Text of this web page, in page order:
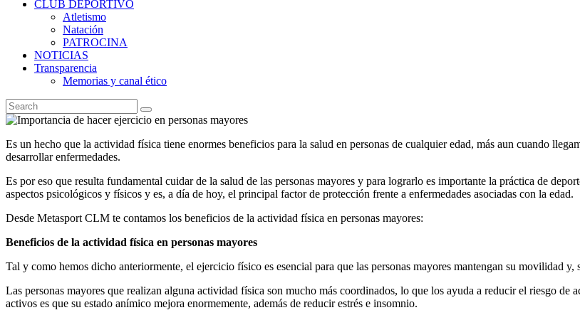
CLUB DEPORTIVO
Atletismo
Natación
PATROCINA
NOTICIAS
Transparencia
Memorias y canal ético
Es un hecho que la actividad física tiene enormes beneficios para la salud en personas de cualquier edad, más aun cuando
desarrollar enfermedades.
Es por eso que resulta fundamental cuidar de la salud de las personas mayores y para lograrlo es importante la práctica de
aspectos psicológicos y físicos y es, a día de hoy, el principal factor de protección frente a enfermedades asociadas con la edad.
Desde Metasport CLM te contamos los beneficios de la actividad física en personas mayores:
Beneficios de la actividad física en personas mayores
Tal y como hemos dicho anteriormente, el ejercicio físico es esencial para que las personas mayores mantengan su movilidad
Las personas mayores que realizan alguna actividad física son mucho más coordinados, lo que los ayuda a reducir el riesgo de
activos es que su estado anímico mejora enormemente, además de reducir estrés e insomnio.